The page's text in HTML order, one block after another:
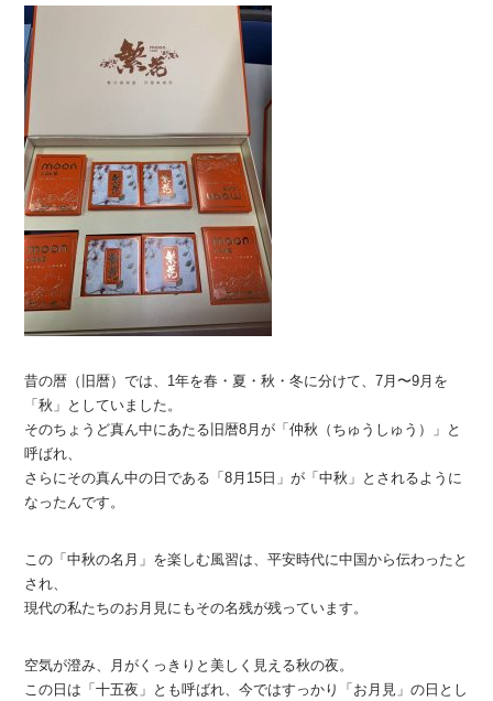
昔の暦（旧暦）では、1年を春・夏・秋・冬に分けて、7月〜9月を
「秋」としていました。
そのちょうど真ん中にあたる旧暦8月が「仲秋（ちゅうしゅう）」と
呼ばれ、
さらにその真ん中の日である「8月15日」が「中秋」とされるように
なったんです。
この「中秋の名月」を楽しむ風習は、平安時代に中国から伝わったと
され、
現代の私たちのお月見にもその名残が残っています。
空気が澄み、月がくっきりと美しく見える秋の夜。
この日は「十五夜」とも呼ばれ、今ではすっかり「お月見」の日とし